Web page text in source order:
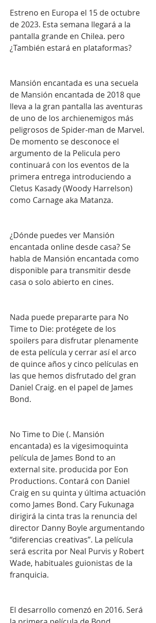
Estreno en Europa el 15 de octubre
de 2023. Esta semana llegará a la
pantalla grande en Chilea. pero
¿También estará en plataformas?
Mansión encantada es una secuela
de Mansión encantada de 2018 que
lleva a la gran pantalla las aventuras
de uno de los archienemigos más
peligrosos de Spider-man de Marvel.
De momento se desconoce el
argumento de la Pelicula pero
continuará con los eventos de la
primera entrega introduciendo a
Cletus Kasady (Woody Harrelson)
como Carnage aka Matanza.
¿Dónde puedes ver Mansión
encantada online desde casa? Se
habla de Mansión encantada como
disponible para transmitir desde
casa o solo abierto en cines.
Nada puede prepararte para No
Time to Die: protégete de los
spoilers para disfrutar plenamente
de esta película y cerrar así el arco
de quince años y cinco películas en
las que hemos disfrutado del gran
Daniel Craig. en el papel de James
Bond.
No Time to Die (. Mansión
encantada) es la vigesimoquinta
película de James Bond to an
external site. producida por Eon
Productions. Contará con Daniel
Craig en su quinta y última actuación
como James Bond. Cary Fukunaga
dirigirá la cinta tras la renuncia del
director Danny Boyle argumentando
“diferencias creativas”. La película
será escrita por Neal Purvis y Robert
Wade, habituales guionistas de la
franquicia.
El desarrollo comenzó en 2016. Será